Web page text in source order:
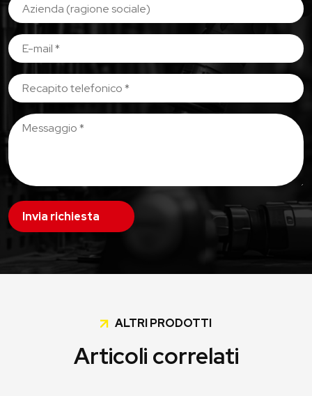
Invia richiesta
ALTRI PRODOTTI
Articoli correlati